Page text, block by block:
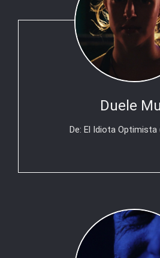
Duele
De: El Idiota Optimista